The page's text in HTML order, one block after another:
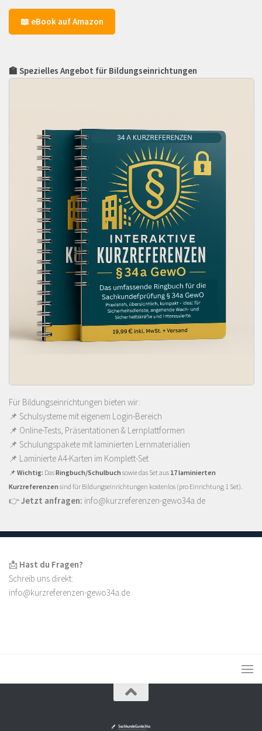
📖 eBook auf Amazon
🏫 Spezielles Angebot für Bildungseinrichtungen
Für Bildungseinrichtungen bieten wir:
📌 Schulsysteme mit eigenem Login-Bereich
📌 Online-Tests, Präsentationen & Lernplattformen
📌 Schulungspakete mit laminierten Lernmaterialien
📌 Laminierte A4-Karten im Komplett-Set
📌 Wichtig: DasRingbuch/Schulbuch sowie das Set aus 17 laminierten
Kurzreferenzen sind für Bildungseinrichtungen kostenlos (pro Einrichtung 1 Set).
👉Jetzt anfragen: info@kurzreferenzen-gewo34a.de
📩 Hast du Fragen?
Schreib uns direkt:
info@kurzreferenzen-gewo34a.de